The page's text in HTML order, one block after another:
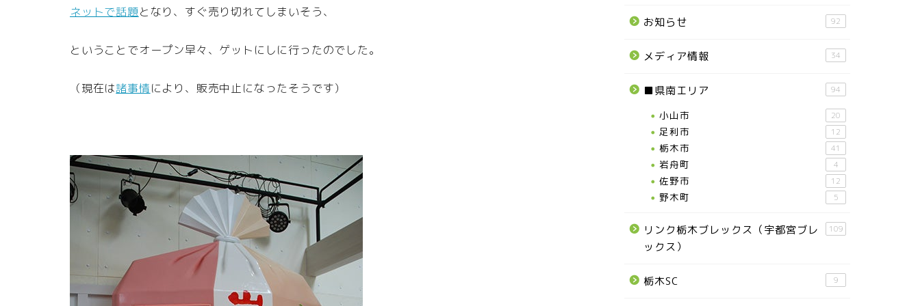
ネットで話題となり、すぐ売り切れてしまいそう、
ということでオープン早々、ゲットにしに行ったのでした。
（現在は諸事情により、販売中止になったそうです）
お知らせ 92
メディア情報 34
■県南エリア 94
小山市 20
足利市 12
栃木市 41
岩舟町 4
佐野市 12
野木町 5
リンク栃木ブレックス（宇都宮ブレ
ックス）
109
栃木SC 9